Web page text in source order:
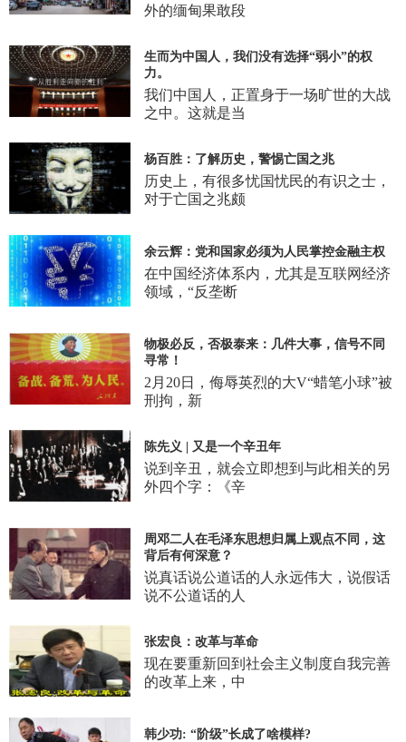
外的缅甸果敢段
生而为中国人，我们没有选择“弱小”的权
力。
我们中国人，正置身于一场旷世的大战
之中。这就是当
杨百胜：了解历史，警惕亡国之兆
历史上，有很多忧国忧民的有识之士，
对于亡国之兆颇
余云辉：党和国家必须为人民掌控金融主权
在中国经济体系内，尤其是互联网经济
领域，“反垄断
物极必反，否极泰来：几件大事，信号不同
寻常！
2月20日，侮辱英烈的大V“蜡笔小球”被
刑拘，新
陈先义 | 又是一个辛丑年
说到辛丑，就会立即想到与此相关的另
外四个字：《辛
周邓二人在毛泽东思想归属上观点不同，这
背后有何深意？
说真话说公道话的人永远伟大，说假话
说不公道话的人
张宏良：改革与革命
现在要重新回到社会主义制度自我完善
的改革上来，中
韩少功: “阶级”长成了啥模样?